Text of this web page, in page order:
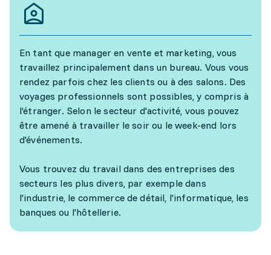
En tant que manager en vente et marketing, vous
travaillez principalement dans un bureau. Vous vous
rendez parfois chez les clients ou à des salons. Des
voyages professionnels sont possibles, y compris à
l’étranger. Selon le secteur d'activité, vous pouvez
être amené à travailler le soir ou le week-end lors
d'événements.
Vous trouvez du travail dans des entreprises des
secteurs les plus divers, par exemple dans
l'industrie, le commerce de détail, l'informatique, les
banques ou l'hôtellerie.